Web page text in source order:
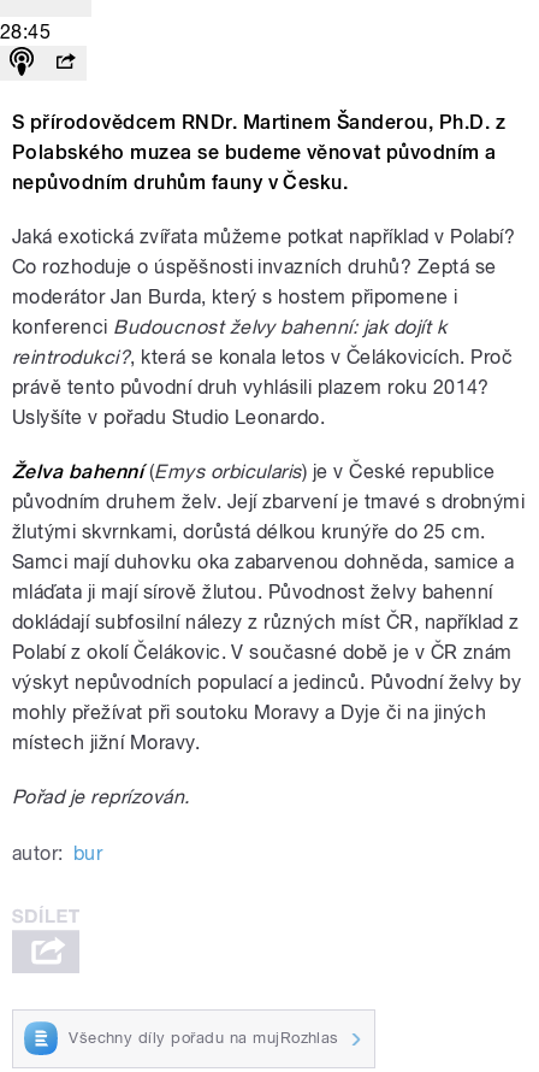
28:45
S přírodovědcem RNDr. Martinem Šanderou, Ph.D. z
Polabského muzea se budeme věnovat původním a
nepůvodním druhům fauny v Česku.
Jaká exotická zvířata můžeme potkat například v Polabí?
Co rozhoduje o úspěšnosti invazních druhů? Zeptá se
moderátor Jan Burda, který s hostem připomene i
konferenci Budoucnost želvy bahenní: jak dojít k
reintrodukci?, která se konala letos v Čelákovicích. Proč
právě tento původní druh vyhlásili plazem roku 2014?
Uslyšíte v pořadu Studio Leonardo.
Želva bahenní(Emys orbicularis) je v České republice
původním druhem želv. Její zbarvení je tmavé s drobnými
žlutými skvrnkami, dorůstá délkou krunýře do 25 cm.
Samci mají duhovku oka zabarvenou dohněda, samice a
mláďata ji mají sírově žlutou. Původnost želvy bahenní
dokládají subfosilní nálezy z různých míst ČR, například z
Polabí z okolí Čelákovic. V současné době je v ČR znám
výskyt nepůvodních populací a jedinců. Původní želvy by
mohly přežívat při soutoku Moravy a Dyje či na jiných
místech jižní Moravy.
Pořad je reprízován.
autor: bur
Všechny díly pořadu na mujRozhlas